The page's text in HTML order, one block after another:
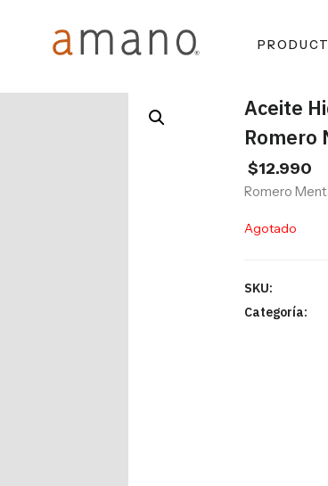
Aceite
Romero
$12.990
Romero
Agotado
SKU:
Categoría: